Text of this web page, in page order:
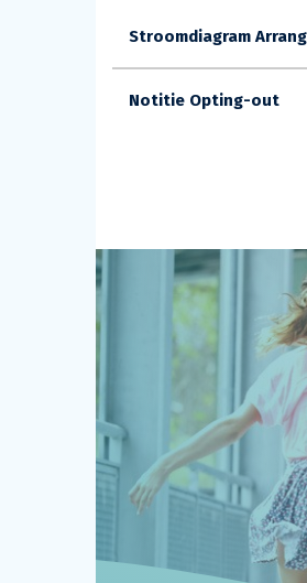
Stroomdiagram
Notitie Opting-out